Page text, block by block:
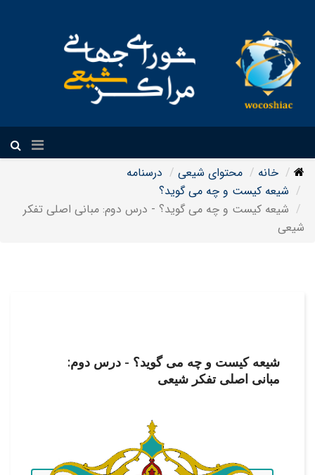
خانه محتوای شیعی
درسنامه
شیعه کیست و چه می گوید؟
شیعه کیست و چه می گوید؟ - درس دوم: مبانی اصلی تفکر
شیعی
شیعه کیست و چه می گوید؟ - درس دوم:
مبانی اصلی تفکر شیعی